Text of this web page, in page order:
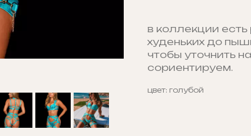
в коллекции
худеньких до
чтобы уточнить
сориентируем.
цвет: голубой